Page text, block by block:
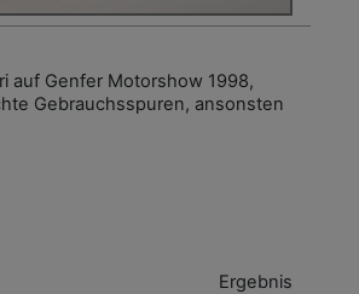
auf Genfer Motorshow 1998,
Gebrauchsspuren, ansonsten
Ergebnis